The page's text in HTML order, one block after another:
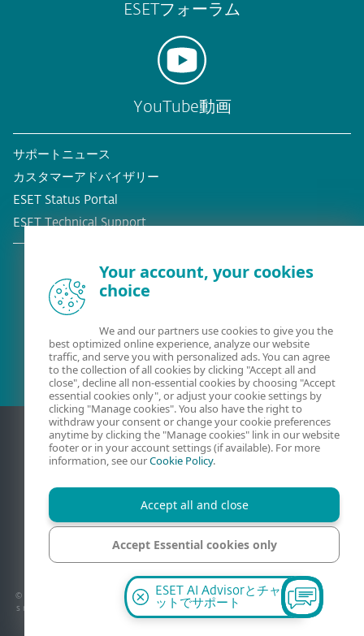
ESETフォーラム
YouTube動画
サポートニュース
カスタマーアドバイザリー
ESET Status Portal
ESET Technical Support
既存の顧客？
プライバシー 法的情報 脆弱性の報告
サイトマップ
© 1992 - 2026 ESET, spol. s r.o. - All rights reserved. 使用されている商標は、ESET, spol.
s r.o.またはESET North Americaの商標または登録商標です。その他の名称およびブランド
は、それぞれの企業の登録商標です。
ESET AI Advisorとチャ
ットでサポート
Your account, your cookies
choice
We and our partners use cookies to give you the
best optimized online experience, analyze our website
traffic, and serve you with personalized ads. You can agree
to the collection of all cookies by clicking "Accept all and
close", decline all non-essential cookies by choosing "Accept
essential cookies only", or adjust your cookie settings by
clicking "Manage cookies". You also have the right to
withdraw your consent or change your cookie preferences
anytime by clicking the "Manage cookies" link in our website
footer or in your account settings (if available). For more
information, see ourCookie Policy.
Accept all and close
Accept Essential cookies only
Manage cookies